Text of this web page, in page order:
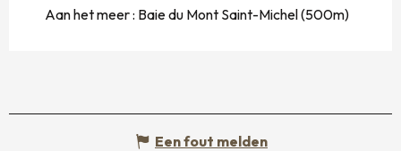
Aan het meer : Baie du Mont Saint-Michel(500m)
Een fout melden